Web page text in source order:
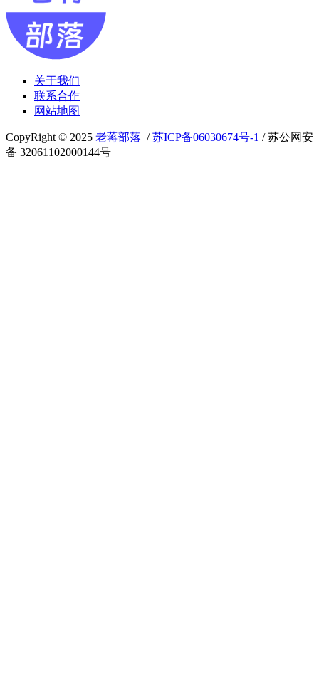
关于我们
联系合作
网站地图
CopyRight © 2025 老蒋部落 /苏ICP备06030674号-1 / 苏公网安
备 32061102000144号